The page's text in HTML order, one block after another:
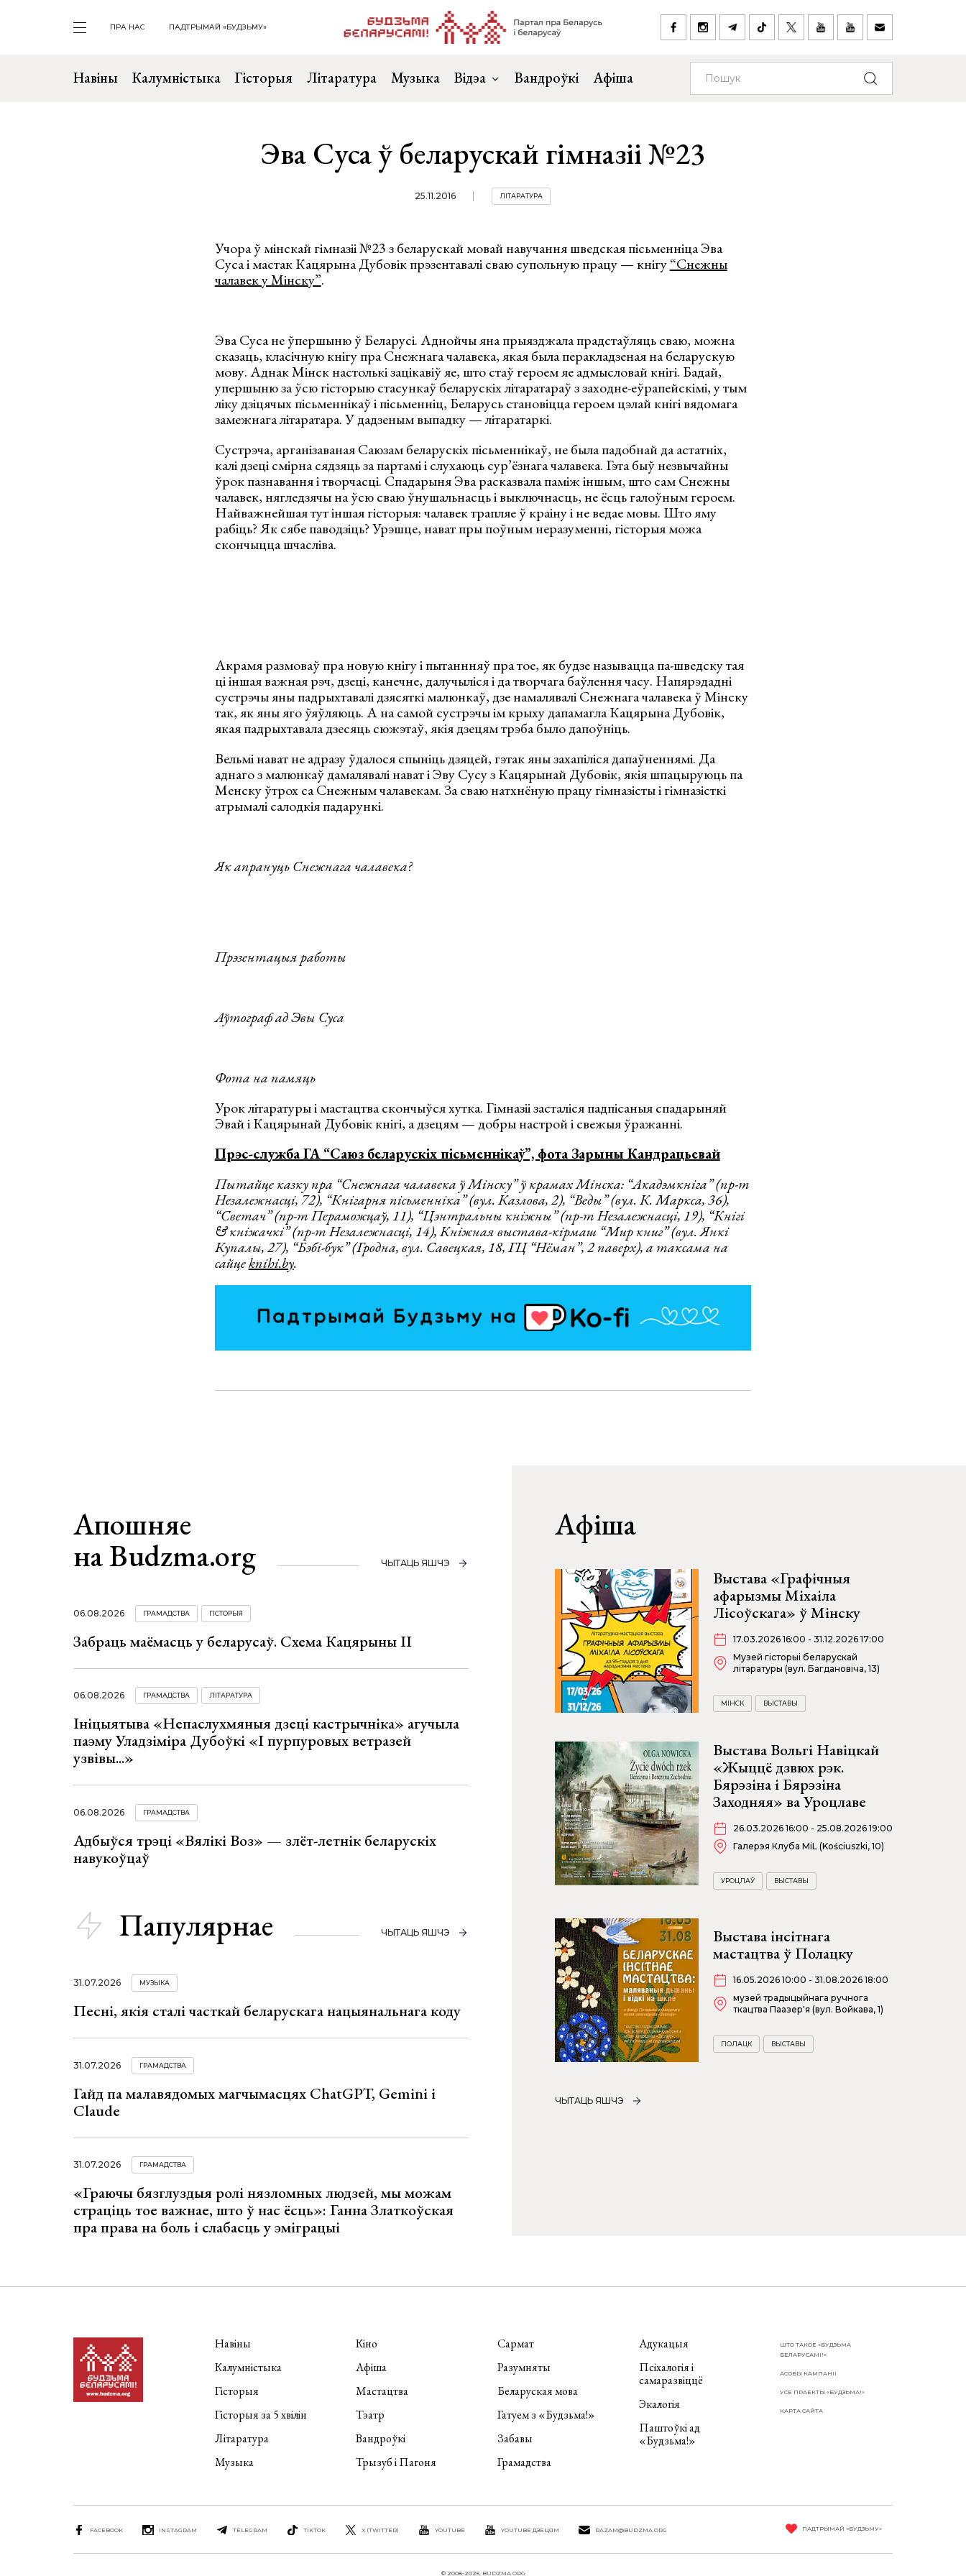
ПРА НАС ПАДТРЫМАЙ «БУДЗЬМУ»
Навіны Калумністыка Гісторыя Літаратура Музыка Відэа Вандроўкі Афіша
Эва Суса ў беларускай гімназіі №23
25.11.2016 ЛІТАРАТУРА
Учора ў мінскай гімназіі №23 з беларускай мовай навучання шведская пісьменніца Эва
Суса і мастак Кацярына Дубовік прэзентавалі сваю супольную працу — кнігу“Снежны
чалавек у Мінску”.
Эва Суса не ўпершыню ў Беларусі. Аднойчы яна прыязджала прадстаўляць сваю, можна
сказаць, класічную кнігу пра Снежнага чалавека, якая была перакладзеная на беларускую
мову. Аднак Мінск настолькі зацікавіў яе, што стаў героем яе адмысловай кнігі. Бадай,
упершыню за ўсю гісторыю стасункаў беларускіх літаратараў з заходне-еўрапейскімі, у тым
ліку дзіцячых пісьменнікаў і пісьменніц, Беларусь становіцца героем цэлай кнігі вядомага
замежнага літаратара. У дадзеным выпадку — літаратаркі.
Сустрэча, арганізаваная Саюзам беларускіх пісьменнікаў, не была падобнай да астатніх,
калі дзеці смірна сядзяць за партамі і слухаюць сур’ёзнага чалавека. Гэта быў незвычайны
ўрок пазнавання і творчасці. Спадарыня Эва расказвала паміж іншым, што сам Снежны
чалавек, нягледзячы на ўсю сваю ўнушальнасць і выключнасць, не ёсць галоўным героем.
Найважнейшая тут іншая гісторыя: чалавек трапляе ў краіну і не ведае мовы. Што яму
рабіць? Як сябе паводзіць? Урэшце, нават пры поўным неразуменні, гісторыя можа
скончыцца шчасліва.
Акрамя размоваў пра новую кнігу і пытаннняў пра тое, як будзе называцца па-шведску тая
ці іншая важная рэч, дзеці, канечне, далучыліся і да творчага баўлення часу. Напярэдадні
сустрэчы яны падрыхтавалі дзясяткі малюнкаў, дзе намалявалі Снежнага чалавека ў Мінску
так, як яны яго ўяўляюць. А на самой сустрэчы ім крыху дапамагла Кацярына Дубовік,
якая падрыхтавала дзесяць сюжэтаў, якія дзецям трэба было дапоўніць.
Вельмі нават не адразу ўдалося спыніць дзяцей, гэтак яны захапіліся дапаўненнямі. Да
аднаго з малюнкаў дамалявалі нават і Эву Сусу з Кацярынай Дубовік, якія шпацыруюць па
Менску ўтрох са Снежным чалавекам. За сваю натхнёную працу гімназісты і гімназісткі
атрымалі салодкія падарункі.
Як апрануць Снежнага чалавека?
Прэзентацыя работы
Аўтограф ад Эвы Суса
Фота на памяць
Урок літаратуры і мастацтва скончыўся хутка. Гімназіі засталіся падпісаныя спадарыняй
Эвай і Кацярынай Дубовік кнігі, а дзецям — добры настрой і свежыя ўражанні.
Прэс-служба ГА “Саюз беларускіх пісьменнікаў”, фота Зарыны Кандрацьевай
Пытайце казку пра “Снежнага чалавека ў Мінску” ў крамах Мінска: “Акадэмкніга” (пр-т
Незалежнасці, 72), “Кнігарня пісьменніка” (вул. Казлова, 2), “Веды” (вул. К. Маркса, 36),
“Светач” (пр-т Пераможцаў, 11), “Цэнтральны кніжны” (пр-т Незалежнасці, 19), “Кнігі
& кніжачкі” (пр-т Незалежнасці, 14), Кніжная выстава-кірмаш “Мир книг” (вул. Янкі
Купалы, 27), “Бэбі-бук” (Гродна, вул. Савецкая, 18, ГЦ “Нёман”, 2 паверх), а таксама на
сайцеknihi.by.
Апошняе
на Budzma.org
ЧЫТАЦЬ ЯШЧЭ
06.08.2026 ГРАМАДСТВА ГІСТОРЫЯ
Забраць маёмасць у беларусаў. Схема Кацярыны ІІ
06.08.2026 ГРАМАДСТВА ЛІТАРАТУРА
Ініцыятыва «Непаслухмяныя дзеці кастрычніка» агучыла
паэму Уладзіміра Дубоўкі «І пурпуровых ветразей
узвівы...»
06.08.2026 ГРАМАДСТВА
Адбыўся трэці «Вялікі Воз» — злёт-летнік беларускіх
навукоўцаў
Папулярнае ЧЫТАЦЬ ЯШЧЭ
31.07.2026 МУЗЫКА
Песні, якія сталі часткай беларускага нацыянальнага коду
31.07.2026 ГРАМАДСТВА
Гайд па малавядомых магчымасцях ChatGPT, Gemini і
Claude
31.07.2026 ГРАМАДСТВА
«Граючы бязглуздыя ролі нязломных людзей, мы можам
страціць тое важнае, што ў нас ёсць»: Ганна Златкоўская
пра права на боль і слабасць у эміграцыі
Афіша
Выстава «Графічныя
афарызмы Міхаіла
Лісоўскага» ў Мінску
17.03.2026 16:00 - 31.12.2026 17:00
Музей гісторыі беларускай
літаратуры (вул. Багдановіча, 13)
МІНСК ВЫСТАВЫ
Выстава Вольгі Навіцкай
«Жыццё дзвюх рэк.
Бярэзіна і Бярэзіна
Заходняя» ва Уроцлаве
26.03.2026 16:00 - 25.08.2026 19:00
Галерэя Клуба MiL (Kościuszki, 10)
УРОЦЛАЎ ВЫСТАВЫ
Выстава інсітнага
мастацтва ў Полацку
16.05.2026 10:00 - 31.08.2026 18:00
музей традыцыйнага ручнога
ткацтва Паазер'я (вул. Войкава, 1)
ПОЛАЦК ВЫСТАВЫ
ЧЫТАЦЬ ЯШЧЭ
Навіны
Калумністыка
Гісторыя
Гісторыя за 5 хвілін
Літаратура
Музыка
Кіно
Афіша
Мастацтва
Тэатр
Вандроўкі
Трызуб і Пагоня
Сармат
Разумняты
Беларуская мова
Гатуем з «Будзьма!»
Забавы
Грамадства
Адукацыя
Псіхалогія і
самаразвіццё
Экалогія
Паштоўкі ад
«Будзьма!»
ШТО ТАКОЕ «БУДЗЬМА
БЕЛАРУСАМІ!»
АСОБЫ КАМПАНІІ
УСЕ ПРАЕКТЫ «БУДЗЬМА!»
КАРТА САЙТА
FACEBOOK INSTAGRAM TELEGRAM TIKTOK X (TWITTER) YOUTUBE YOUTUBE ДЗЕЦЯМ RAZAM@BUDZMA.ORG ПАДТРЫМАЙ «БУДЗЬМУ»
© 2008-2025, BUDZMA.ORG